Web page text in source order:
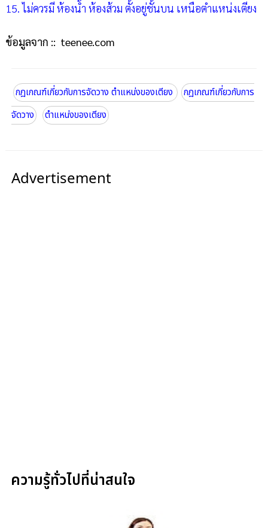
15. ไม่ควรมี ห้องน้ำ ห้องส้วม ตั้งอยู่ชั้นบน เหนือตำแหน่งเตียง
ข้อมูลจาก :: teenee.com
กฎเกณฑ์เกี่ยวกับการจัดวาง ตำแหน่งของเตียง
กฎเกณฑ์เกี่ยวกับการ
จัดวาง
ตำแหน่งของเตียง
Advertisement
ความรู้ทั่วไปที่น่าสนใจ